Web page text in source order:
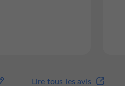
Lire tous les avis
Lire tous les avis